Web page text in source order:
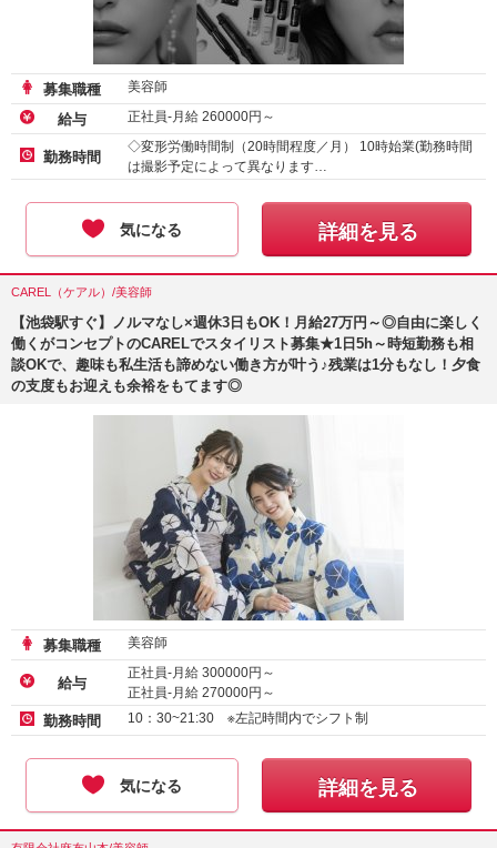
募集職種 美容師
給与 正社員-月給 260000円～
勤務時間
◇変形労働時間制（20時間程度／月） 10時始業(勤務時間
は撮影予定によって異なります…
気になる 詳細を見る
CAREL（ケアル）/美容師
【池袋駅すぐ】ノルマなし×週休3日もOK！月給27万円～◎自由に楽しく
働くがコンセプトのCARELでスタイリスト募集★1日5h～時短勤務も相
談OKで、趣味も私生活も諦めない働き方が叶う♪残業は1分もなし！夕食
の支度もお迎えも余裕をもてます◎
募集職種 美容師
給与
正社員-月給 300000円～
正社員-月給 270000円～
アルバイト・パート-時給1500円～
勤務時間 10：30~21:30 ※左記時間内でシフト制
気になる 詳細を見る